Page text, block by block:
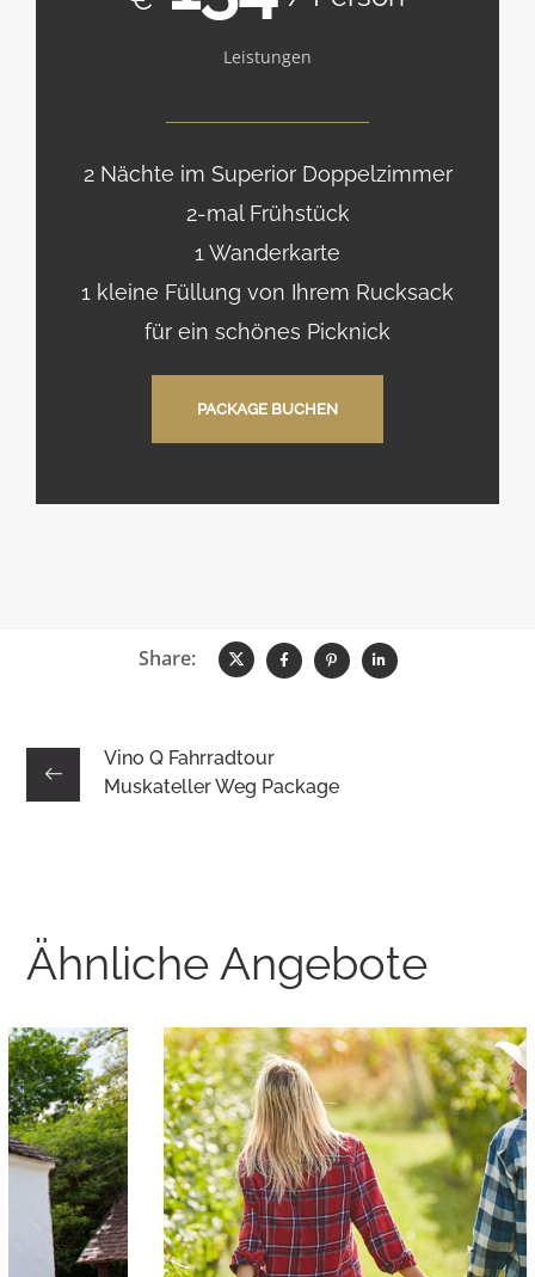
Leistungen
2 Nächte im Superior Doppelzimmer
2-mal Frühstück
1 Wanderkarte
1 kleine Füllung von Ihrem Rucksack
für ein schönes Picknick
PACKAGE BUCHEN
Share:
Vino Q Fahrradtour
Muskateller Weg Package
Ähnliche Angebote
Vino Q romantisches
Picknick Package
ROMANTIK WEINVIERTEL ENTDECKEN